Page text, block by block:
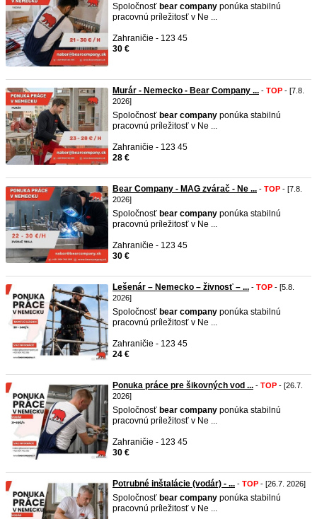
Spoločnosť bear company ponúka stabilnú
pracovnú príležitosť v Ne ...
Zahraničie - 123 45
30 €
Murár - Nemecko - Bear Company ... - TOP - [7.8.
2026]
Spoločnosť bear company ponúka stabilnú
pracovnú príležitosť v Ne ...
Zahraničie - 123 45
28 €
Bear Company - MAG zvárač - Ne ... - TOP - [7.8.
2026]
Spoločnosť bear company ponúka stabilnú
pracovnú príležitosť v Ne ...
Zahraničie - 123 45
30 €
Lešenár – Nemecko – živnosť – ... - TOP - [5.8.
2026]
Spoločnosť bear company ponúka stabilnú
pracovnú príležitosť v Ne ...
Zahraničie - 123 45
24 €
Ponuka práce pre šikovných vod ... - TOP - [26.7.
2026]
Spoločnosť bear company ponúka stabilnú
pracovnú príležitosť v Ne ...
Zahraničie - 123 45
30 €
Potrubné inštalácie (vodár) - ... - TOP - [26.7. 2026]
Spoločnosť bear company ponúka stabilnú
pracovnú príležitosť v Ne ...